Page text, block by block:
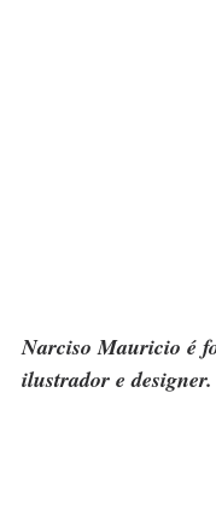
Narciso Mauricio é
ilustrador e designer.